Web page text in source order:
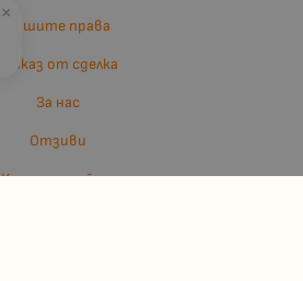
Вашите права
Отказ от сделка
За нас
Отзиви
Карта на сайта
×